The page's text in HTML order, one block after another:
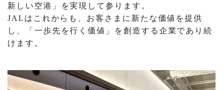
新しい空港」を実現して参ります。
JALはこれからも、お客さまに新たな価値を提供
し、「一歩先を行く価値」を創造する企業であり続
けます。